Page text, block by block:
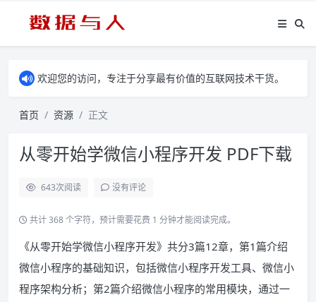
欢迎您的访问，专注于分享最有价值的互联网技术干货。
首页 资源 正文
从零开始学微信小程序开发 PDF下载
643次阅读 没有评论
共计 368 个字符，预计需要花费 1 分钟才能阅读完成。
《从零开始学微信小程序开发》共分3篇12章，第1篇介绍
微信小程序的基础知识，包括微信小程序开发工具、微信小
程序架构分析；第2篇介绍微信小程序的常用模块，通过一